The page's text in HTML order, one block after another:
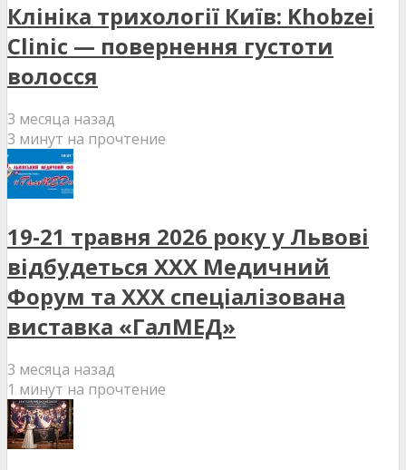
Клініка трихології Київ: Khobzei
Clinic — повернення густоти
волосся
3 месяца назад
3 минут на прочтение
19-21 травня 2026 року у Львові
відбудеться XXX Медичний
Форум та XXX спеціалізована
виставка «ГалМЕД»
3 месяца назад
1 минут на прочтение